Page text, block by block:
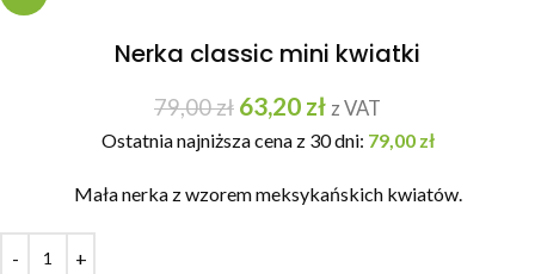
Nerka classic mini kwiatki
79,00zł 63,20 zł z VAT
Ostatnia najniższa cena z 30 dni: 79,00 zł
Mała nerka z wzorem meksykańskich kwiatów.